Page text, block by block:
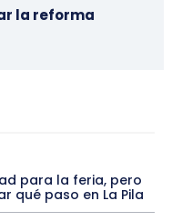
la reforma
para la feria, pero
qué paso en La Pila